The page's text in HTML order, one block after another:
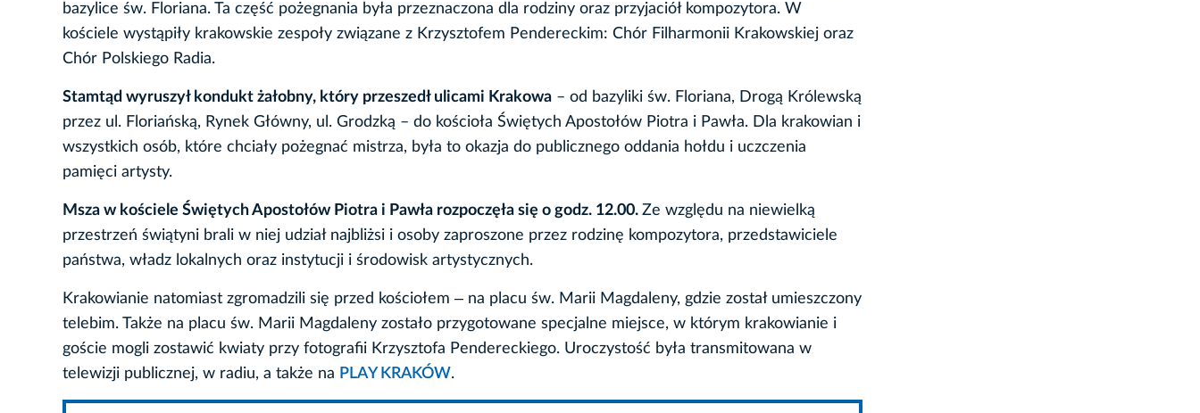
bazylice św. Floriana. Ta część pożegnania była przeznaczona dla rodziny oraz przyjaciół kompozytora. W
kościele wystąpiły krakowskie zespoły związane z Krzysztofem Pendereckim: Chór Filharmonii Krakowskiej oraz
Chór Polskiego Radia.
Stamtąd wyruszył kondukt żałobny, który przeszedł ulicami Krakowa – od bazyliki św. Floriana, Drogą Królewską
przez ul. Floriańską, Rynek Główny, ul. Grodzką – do kościoła Świętych Apostołów Piotra i Pawła. Dla krakowian i
wszystkich osób, które chciały pożegnać mistrza, była to okazja do publicznego oddania hołdu i uczczenia
pamięci artysty.
Msza w kościele Świętych Apostołów Piotra i Pawła rozpoczęła się o godz. 12.00. Ze względu na niewielką
przestrzeń świątyni brali w niej udział najbliżsi i osoby zaproszone przez rodzinę kompozytora, przedstawiciele
państwa, władz lokalnych oraz instytucji i środowisk artystycznych.
Krakowianie natomiast zgromadzili się przed kościołem ‒ na placu św. Marii Magdaleny, gdzie został umieszczony
telebim. Także na placu św. Marii Magdaleny zostało przygotowane specjalne miejsce, w którym krakowianie i
goście mogli zostawić kwiaty przy fotografii Krzysztofa Pendereckiego. Uroczystość była transmitowana w
telewizji publicznej, w radiu, a także na PLAY KRAKÓW.